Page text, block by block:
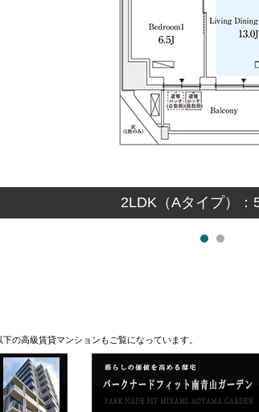
2LDK（Aタイプ）：
の高級賃貸マンションもご覧になっています。